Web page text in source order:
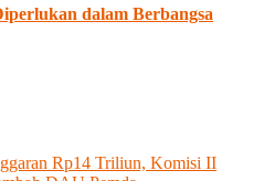
dalam Berbangsa
Rp14 Triliun, Komisi II